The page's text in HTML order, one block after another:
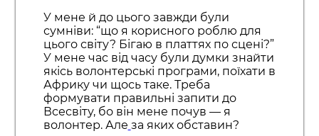
У мене й до цього завжди були
сумніви: “що я корисного роблю для
цього світу? Бігаю в платтях по сцені?”
У мене час від часу були думки знайти
якісь волонтерські програми, поїхати в
Африку чи щось таке. Треба
формувати правильні запити до
Всесвіту, бо він мене почув — я
волонтер. Але за яких обставин?